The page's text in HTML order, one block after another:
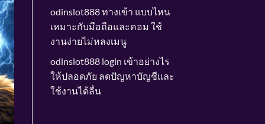
odinslot888 ทางเข้า แบบไหน
เหมาะกับมือถือและคอม ใช้
งานง่ายไม่หลงเมนู
odinslot888 login เข้าอย่างไร
ให้ปลอดภัย ลดปัญหาบัญชีและ
ใช้งานได้ลื่น